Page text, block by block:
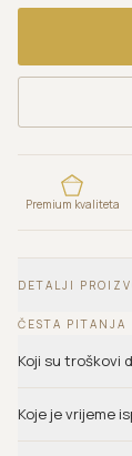
Premium kvaliteta
DETALJI
ČESTA PITANJA
Koji su troškovi
Koje je vrijeme